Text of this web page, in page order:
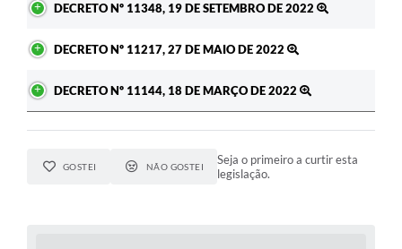
DECRETO Nº 11348, 19 DE SETEMBRO DE 2022
DECRETO Nº 11217, 27 DE MAIO DE 2022
DECRETO Nº 11144, 18 DE MARÇO DE 2022
GOSTEI NÃO GOSTEI
Seja o primeiro a curtir esta
legislação.